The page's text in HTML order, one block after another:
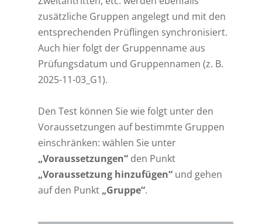
zusätzliche Gruppen angelegt und mit den
entsprechenden Prüflingen synchronisiert.
Auch hier folgt der Gruppenname aus
Prüfungsdatum und Gruppennamen (z. B.
2025-11-03_G1).
Den Test können Sie wie folgt unter den
Voraussetzungen auf bestimmte Gruppen
einschränken: wählen Sie unter
„Voraussetzungen“den Punkt
„Voraussetzung hinzufügen“und gehen
auf den Punkt „Gruppe“.